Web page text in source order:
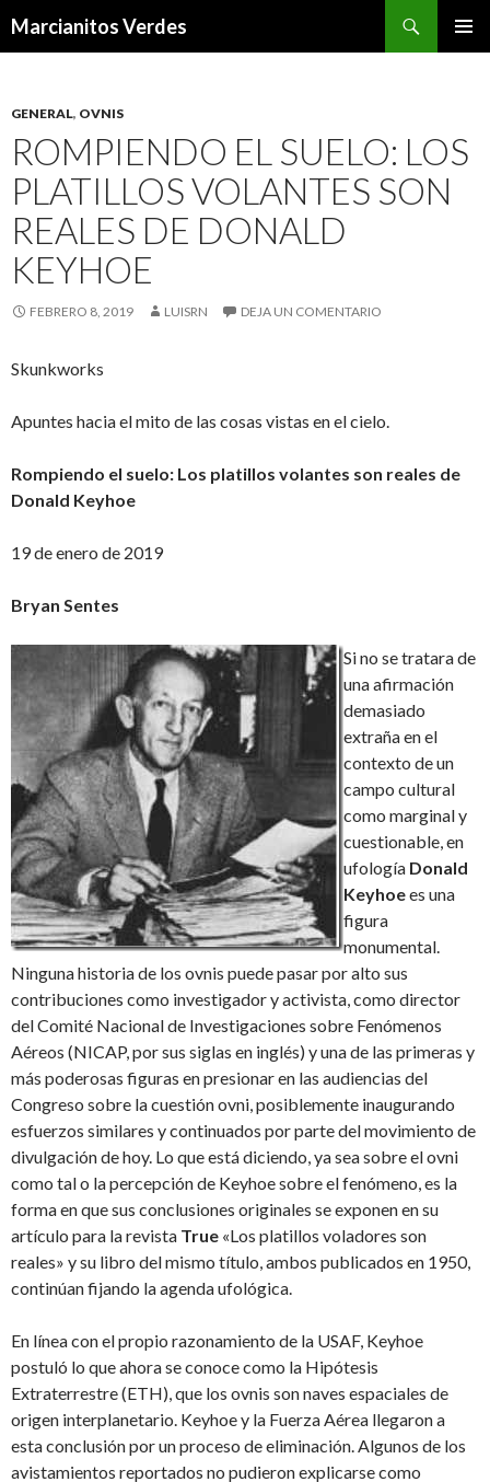
Marcianitos Verdes
GENERAL, OVNIS
ROMPIENDO EL SUELO: LOS
PLATILLOS VOLANTES SON
REALES DE DONALD
KEYHOE
FEBRERO 8, 2019 LUISRN DEJA UN COMENTARIO
Skunkworks
Apuntes hacia el mito de las cosas vistas en el cielo.
Rompiendo el suelo: Los platillos volantes son reales de
Donald Keyhoe
19 de enero de 2019
Bryan Sentes
Si no se tratara de
una afirmación
demasiado
extraña en el
contexto de un
campo cultural
como marginal y
cuestionable, en
ufología Donald
Keyhoees una
figura
monumental.
Ninguna historia de los ovnis puede pasar por alto sus
contribuciones como investigador y activista, como director
del Comité Nacional de Investigaciones sobre Fenómenos
Aéreos (NICAP, por sus siglas en inglés) y una de las primeras y
más poderosas figuras en presionar en las audiencias del
Congreso sobre la cuestión ovni, posiblemente inaugurando
esfuerzos similares y continuados por parte del movimiento de
divulgación de hoy. Lo que está diciendo, ya sea sobre el ovni
como tal o la percepción de Keyhoe sobre el fenómeno, es la
forma en que sus conclusiones originales se exponen en su
artículo para la revista True «Los platillos voladores son
reales» y su libro del mismo título, ambos publicados en 1950,
continúan fijando la agenda ufológica.
En línea con el propio razonamiento de la USAF, Keyhoe
postuló lo que ahora se conoce como la Hipótesis
Extraterrestre (ETH), que los ovnis son naves espaciales de
origen interplanetario. Keyhoe y la Fuerza Aérea llegaron a
esta conclusión por un proceso de eliminación. Algunos de los
avistamientos reportados no pudieron explicarse como